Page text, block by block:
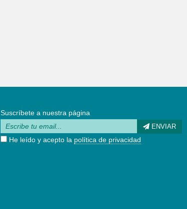
Suscríbete a nuestra página
ENVIAR
He leído y acepto la política de privacidad